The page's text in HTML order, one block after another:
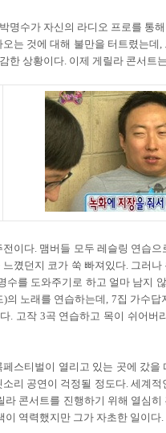
명수가 자신의 라디오 프로를 통
는 것에 대해 불만을 터트렸는데
한 상황이다. 이제 게릴라 콘서트
이다. 맴버들 모두 레슬링 연습
꼈던지 코가 쑥 빠져있다. 그러
를 도와주기로 하고 얼마 남지
노래를 연습하는데, 7집 가수
. 고작 3곡 연습하고 목이 쉬어버
스티벌이 열리고 있는 곳에 갔을
리 공연이 걱정될 정도다. 세계적
콘서트를 진행하기 위해 열심
이 역력했지만 그가 자초한 일이다.